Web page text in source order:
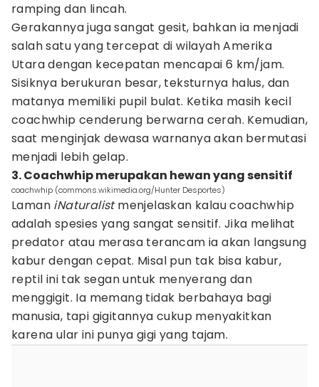
ramping dan lincah.
Gerakannya juga sangat gesit, bahkan ia menjadi
salah satu yang tercepat di wilayah Amerika
Utara dengan kecepatan mencapai 6 km/jam.
Sisiknya berukuran besar, teksturnya halus, dan
matanya memiliki pupil bulat. Ketika masih kecil
coachwhip cenderung berwarna cerah. Kemudian,
saat menginjak dewasa warnanya akan bermutasi
menjadi lebih gelap.
3. Coachwhip merupakan hewan yang sensitif
coachwhip (commons.wikimedia.org/Hunter Desportes)
Laman iNaturalistmenjelaskan kalau coachwhip
adalah spesies yang sangat sensitif. Jika melihat
predator atau merasa terancam ia akan langsung
kabur dengan cepat. Misal pun tak bisa kabur,
reptil ini tak segan untuk menyerang dan
menggigit. Ia memang tidak berbahaya bagi
manusia, tapi gigitannya cukup menyakitkan
karena ular ini punya gigi yang tajam.